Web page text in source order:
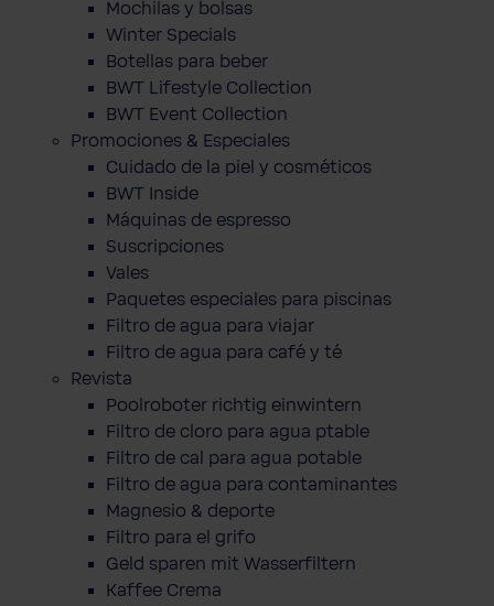
Mochilas y bolsas
Winter Specials
Botellas para beber
BWT Lifestyle Collection
BWT Event Collection
Promociones & Especiales
Cuidado de la piel y cosméticos
BWT Inside
Máquinas de espresso
Suscripciones
Vales
Paquetes especiales para piscinas
Filtro de agua para viajar
Filtro de agua para café y té
Revista
Poolroboter richtig einwintern
Filtro de cloro para agua ptable
Filtro de cal para agua potable
Filtro de agua para contaminantes
Magnesio & deporte
Filtro para el grifo
Geld sparen mit Wasserfiltern
Kaffee Crema